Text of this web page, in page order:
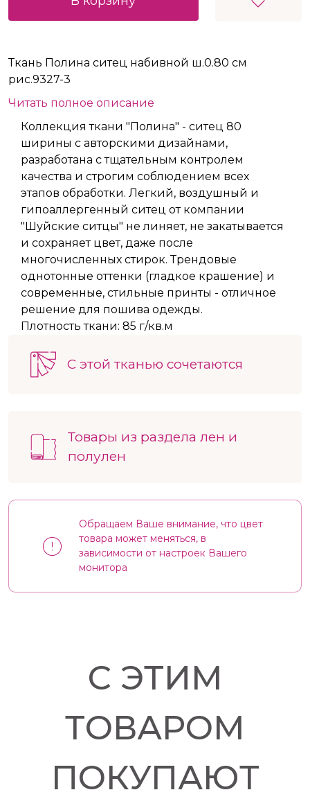
Ткань Полина ситец набивной ш.0.80 см
рис.9327-3
Читать полное описание
Коллекция ткани "Полина" - ситец 80
ширины с авторскими дизайнами,
разработана с тщательным контролем
качества и строгим соблюдением всех
этапов обработки. Легкий, воздушный и
гипоаллергенный ситец от компании
"Шуйские ситцы" не линяет, не закатывается
и сохраняет цвет, даже после
многочисленных стирок. Трендовые
однотонные оттенки (гладкое крашение) и
современные, стильные принты - отличное
решение для пошива одежды.
Плотность ткани: 85 г/кв.м
С этой тканью сочетаются
Товары из раздела лен и
полулен
Обращаем Ваше внимание, что цвет
товара может меняться, в
зависимости от настроек Вашего
монитора
С ЭТИМ
ТОВАРОМ
ПОКУПАЮТ